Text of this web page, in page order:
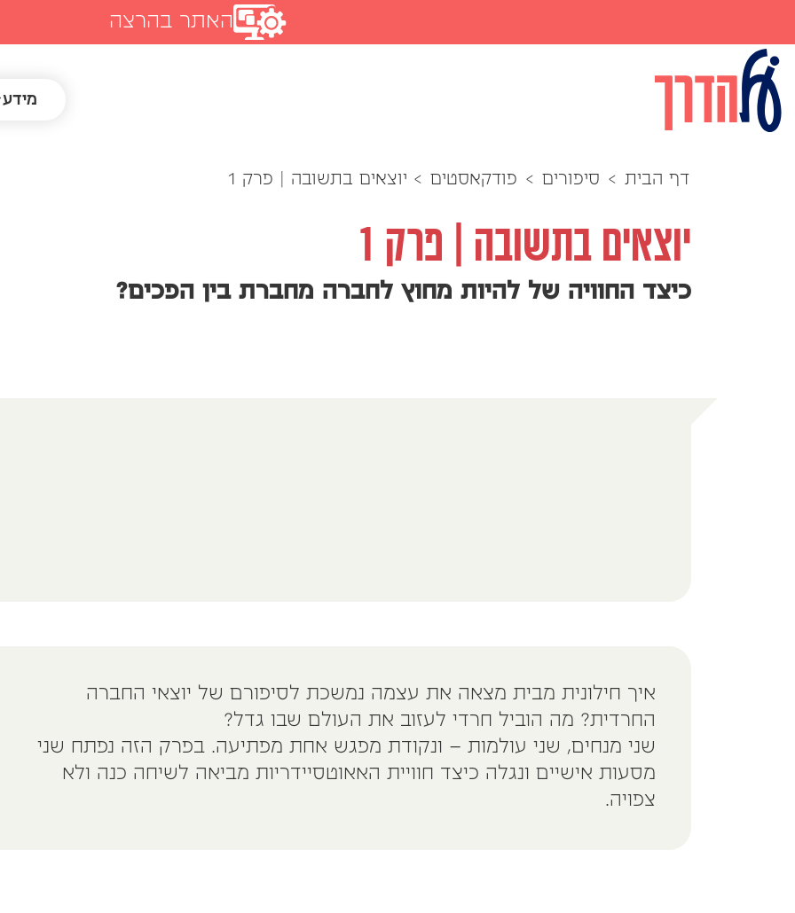
האתר בהרצה
מידע
דף הבית > סיפורים > פודקאסטים > יוצאים בתשובה | פרק 1
יוצאים בתשובה | פרק 1
כיצד החוויה של להיות מחוץ לחברה מחברת בין הפכים?
איך חילונית מבית מצאה את עצמה נמשכת לסיפורם של יוצאי החברה
החרדית? מה הוביל חרדי לעזוב את העולם שבו גדל?
שני מנחים, שני עולמות – ונקודת מפגש אחת מפתיעה. בפרק הזה נפתח שני
מסעות אישיים ונגלה כיצד חוויית האאוטסיידריות מביאה לשיחה כנה ולא
צפויה.